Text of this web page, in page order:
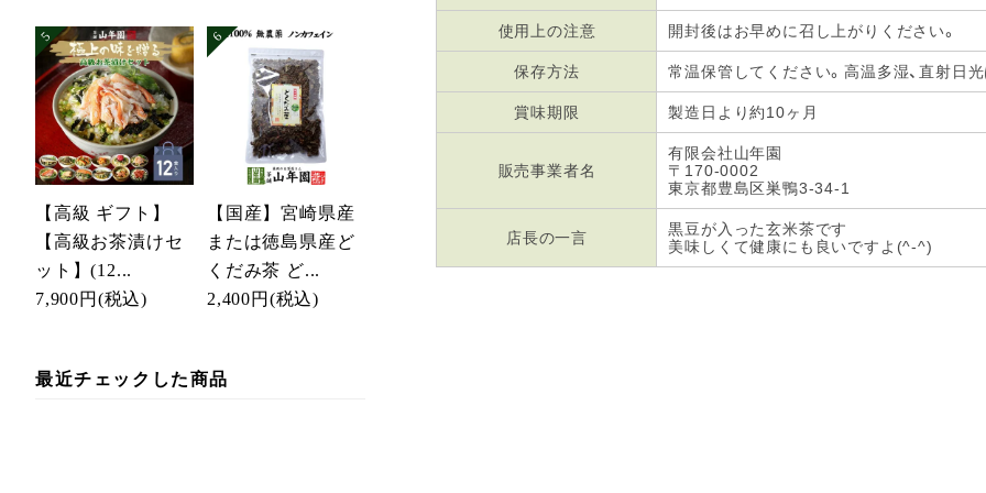
【高級 ギフト】
【高級お茶漬けセ
ット】(12...
7,900円 (税込)
【国産】宮崎県産
または徳島県産ど
くだみ茶 ど...
2,400円 (税込)
最近チェックした商品
使用上の注意 開封後はお早めに召し上がりください。
保存方法 常温保管してください。高温多湿、直射日
賞味期限 製造日より約10ヶ月
販売事業者名
有限会社山年園
〒170-0002
東京都豊島区巣鴨3-34-1
店長の一言
黒豆が入った玄米茶です
美味しくて健康にも良いですよ(^-^)